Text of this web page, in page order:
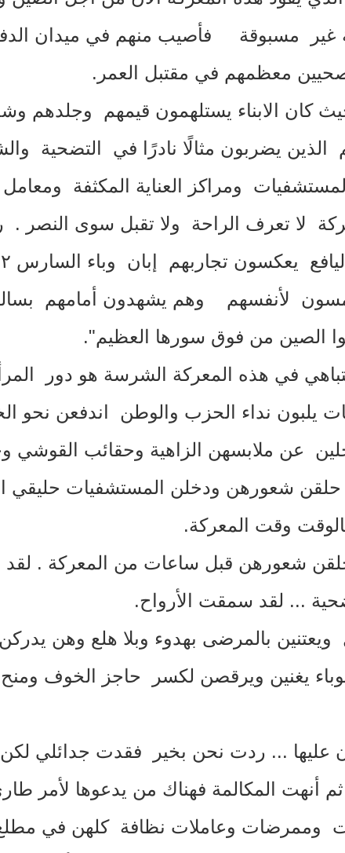
غير مسبوقة فأصيب منهم في ميدان
معظمهم في مقتبل العمر .
الابناء يستلهمون قيمهم وجلدهم
الذين يضربون مثالًا نادرًا في التضحية
ومراكز العناية المكثفة
لا تعرف الراحة ولا تقبل سوى النصر .
يعكسون تجاربهم إبان وباء السارس ٢٠٠٢
لأنفسهم وهم يشهدون أمامهم بسالة
الصين من فوق سورها العظيم".
في هذه المعركة الشرسة هو دور
يلبون نداء الحزب والوطن اندفعن نحو
عن ملابسهن الزاهية وحقائب
حلقن شعورهن ودخلن المستشفيات حليقي
وقت المعركة.
شعورهن قبل ساعات من المعركة .
... لقد سمقت الأرواح.
بالمرضى بهدوء وبلا هلع وهن يدركن
يغنين ويرقصن لكسر حاجز الخوف
عليها ... ردت نحن بخير فقدت جدائلي لكن
ثم أنهت المكالمة فهناك من يدعوها لأمر
وممرضات وعاملات نظافة كلهن في